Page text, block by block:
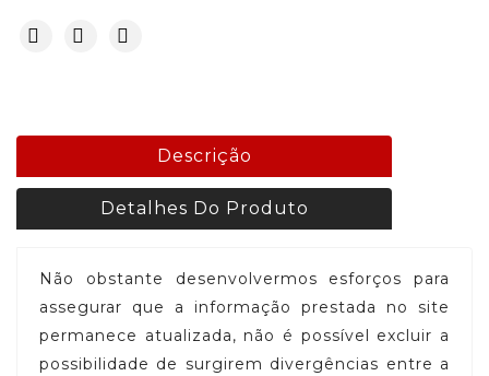
Descrição
Detalhes Do Produto
Não obstante desenvolvermos esforços para
assegurar que a informação prestada no site
permanece atualizada, não é possível excluir a
possibilidade de surgirem divergências entre a